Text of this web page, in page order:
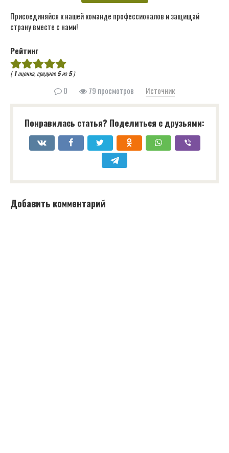
Присоединяйся к нашей команде профессионалов и защищай
страну вместе с нами!
Рейтинг
(1оценка, среднее5из5)
0 79 просмотров Источник
Понравилась статья? Поделиться с друзьями:
Добавить комментарий